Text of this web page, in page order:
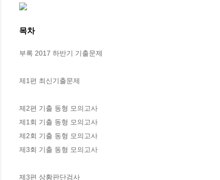
목차
부록 2017 하반기 기출문제
제1편 최신기출문제
제2편 기출 동형 모의고사
제1회 기출 동형 모의고사
제2회 기출 동형 모의고사
제3회 기출 동형 모의고사
제3편 상황판단검사